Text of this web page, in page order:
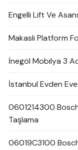
Engelli Lift Ve
Makaslı Platform
İnegöl Mobilya 3
İstanbul Evden
0601214300 Bosch
Taşlama
06019C3100